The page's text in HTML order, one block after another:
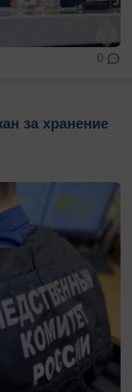
0
за хранение